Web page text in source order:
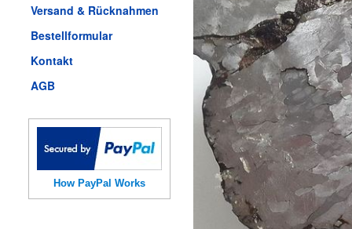
Versand & Rücknahmen
Bestellformular
Kontakt
AGB
How PayPal Works